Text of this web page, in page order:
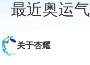
最近奥运
关于杏耀